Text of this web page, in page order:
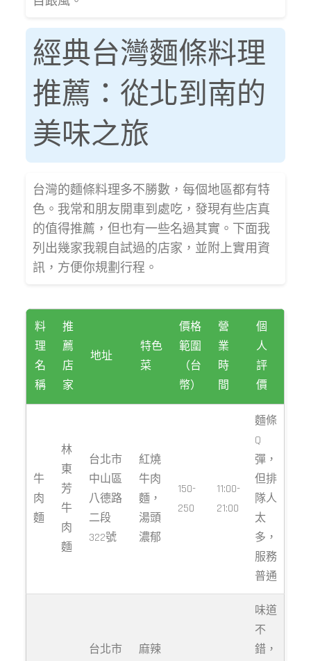
經典台灣麵條料理
推薦：從北到南的
美味之旅
台灣的麵條料理多不勝數，每個地區都有特
色。我常和朋友開車到處吃，發現有些店真
的值得推薦，但也有一些名過其實。下面我
列出幾家我親自試過的店家，並附上實用資
訊，方便你規劃行程。
料
理
名
稱
推
薦
店
家
地址
特色
菜
價格
範圍
（台
幣）
營
業
時
間
個
人
評
價
牛
肉
麵
林
東
芳
牛
肉
麵
台北市
中山區
八德路
二段
322號
紅燒
牛肉
麵，
湯頭
濃郁
150-
250
11:00-
21:00
麵條
Q
彈，
但排
隊人
太
多，
服務
普通
台北市
麻辣
味道
不
錯，